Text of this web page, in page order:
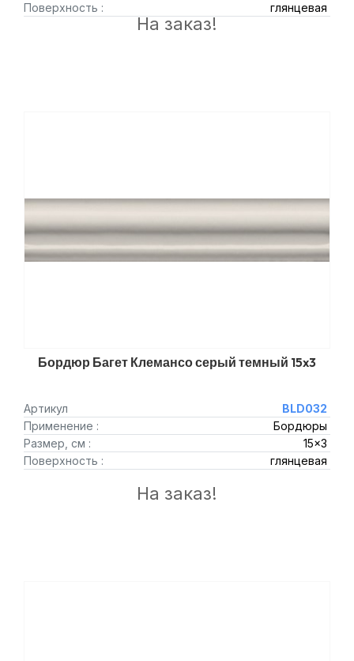
Поверхность : глянцевая
На заказ!
Бордюр Багет Клемансо серый темный 15x3
Артикул
BLD032
Применение :
Бордюры
Размер, см :
15x3
Поверхность :
глянцевая
На заказ!